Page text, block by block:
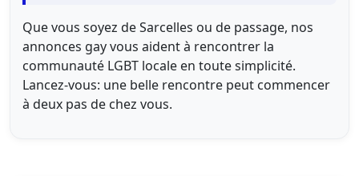
Que vous soyez de Sarcelles ou de passage, nos
annonces gay vous aident à rencontrer la
communauté LGBT locale en toute simplicité.
Lancez-vous: une belle rencontre peut commencer
à deux pas de chez vous.